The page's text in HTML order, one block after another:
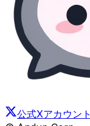
公式Xアカウント